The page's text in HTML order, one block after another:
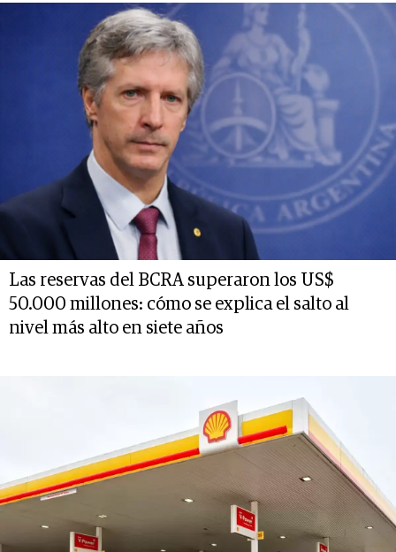
Las reservas del BCRA superaron los US$
50.000 millones: cómo se explica el salto al
nivel más alto en siete años